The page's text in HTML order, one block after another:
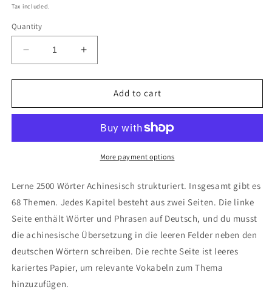
price
Tax included.
Quantity
Decrease
quantity
for
Achinesisch
Increase
quantity
for
Deutsch-
Achinesisch
Add to cart
More payment options
Lerne 2500 Wörter Achinesisch strukturiert. Insgesamt gibt es
68 Themen. Jedes Kapitel besteht aus zwei Seiten. Die linke
Seite enthält Wörter und Phrasen auf Deutsch, und du musst
die achinesische Übersetzung in die leeren Felder neben den
deutschen Wörtern schreiben. Die rechte Seite ist leeres
kariertes Papier, um relevante Vokabeln zum Thema
hinzuzufügen.